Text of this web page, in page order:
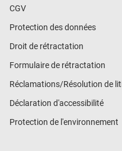
CGV
Protection des données
Droit de rétractation
Formulaire de rétractation
Réclamations/Résolution de
Déclaration d'accessibilité
Protection de l'environnement